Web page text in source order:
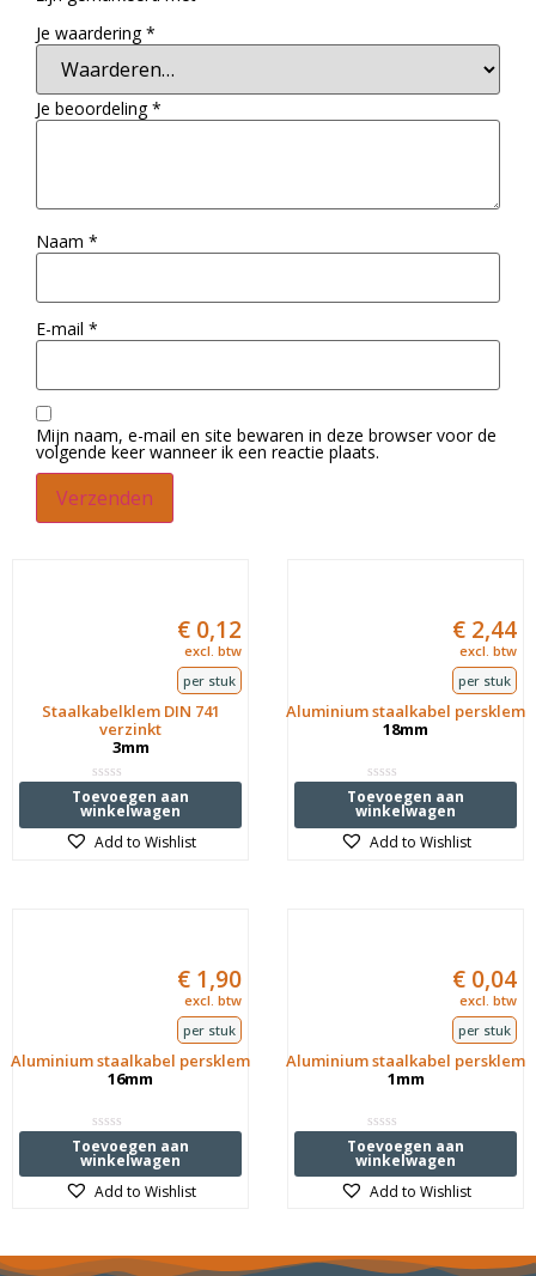
Je waardering*
Je beoordeling*
Naam *
E-mail *
Mijn naam, e-mail en site bewaren in deze browser voor de
volgende keer wanneer ik een reactie plaats.
Staalkabelklem DIN 741
verzinkt
3mm
Waardering
0
uit
5
€ 0,12
excl. btw
per stuk
Toevoegen aan
winkelwagen
Add to Wishlist
Aluminium staalkabel persklem
18mm
Waardering
0
uit
5
€ 2,44
excl. btw
per stuk
Toevoegen aan
winkelwagen
Add to Wishlist
Aluminium staalkabel persklem
16mm
Waardering
0
uit
5
€ 1,90
excl. btw
per stuk
Toevoegen aan
winkelwagen
Add to Wishlist
Aluminium staalkabel persklem
1mm
Waardering
0
uit
5
€ 0,04
excl. btw
per stuk
Toevoegen aan
winkelwagen
Add to Wishlist